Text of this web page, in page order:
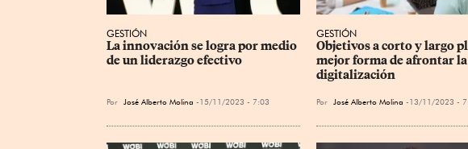
GESTIÓN
La innovación se logra por medio
de un liderazgo efectivo
Por José Alberto Molina 15/11/2023 - 7:03
GESTIÓN
Objetivos a corto y largo
mejor forma de afrontar la
digitalización
Por José Alberto Molina 13/11/2023 -